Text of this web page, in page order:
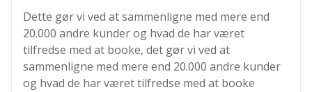
Dette gør vi ved at sammenligne med mere end
20.000 andre kunder og hvad de har været
tilfredse med at booke, det gør vi ved at
sammenligne med mere end 20.000 andre kunder
og hvad de har været tilfredse med at booke